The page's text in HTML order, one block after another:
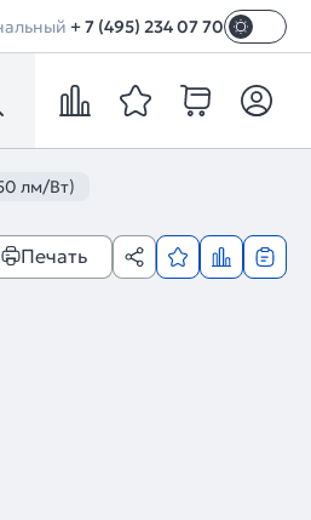
+ 7 (495) 234 07 70
лм/Вт)
Печать